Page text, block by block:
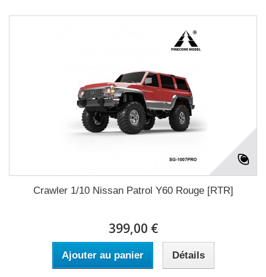
Crawler 1/10 Nissan Patrol Y60 Rouge [RTR]
399,00 €
Ajouter au panier Détails